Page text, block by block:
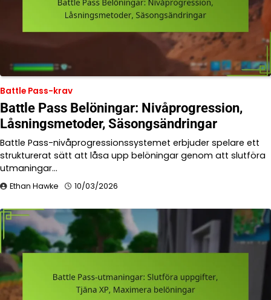
Battle Pass-krav
Battle Pass Belöningar: Nivåprogression,
Låsningsmetoder, Säsongsändringar
Battle Pass-nivåprogressionssystemet erbjuder spelare ett
strukturerat sätt att låsa upp belöningar genom att slutföra
utmaningar…
Ethan Hawke 10/03/2026